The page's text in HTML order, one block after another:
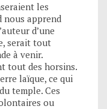
les
nous apprend
d’une
serait tout
à venir.
tout des horsins.
laïque, ce qui
temple. Ces
ou